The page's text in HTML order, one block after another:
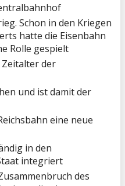
Schon in den Kriegen
hatte die Eisenbahn
Rolle gespielt
der
und ist damit der
eine neue
in den
integriert
des